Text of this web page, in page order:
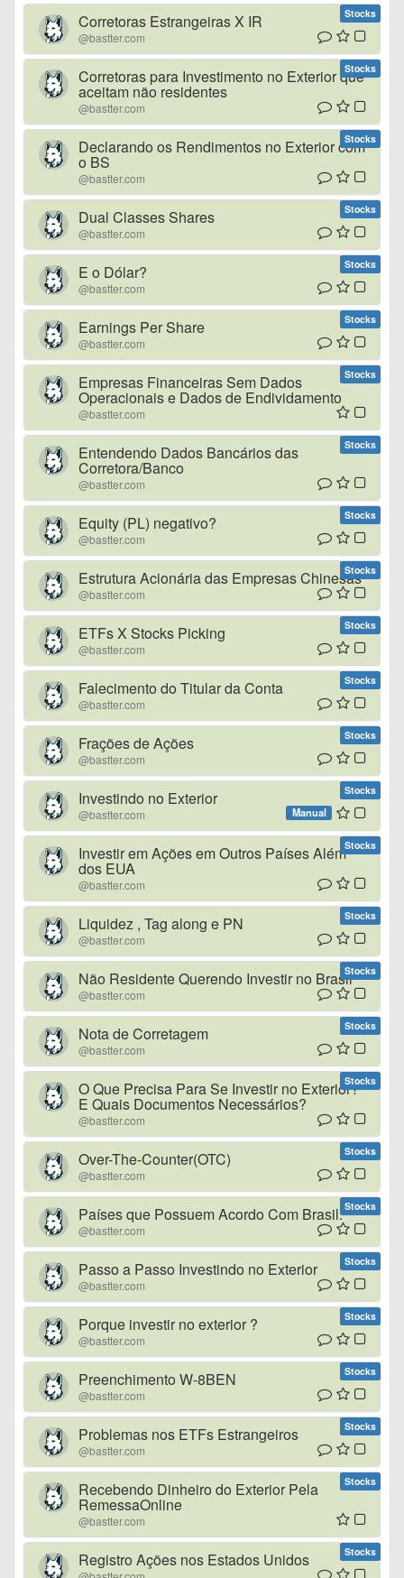
Stocks
Corretoras Estrangeiras X IR
@bastter.com
Stocks
Corretoras para Investimento no Exterior que
aceitam não residentes
@bastter.com
Stocks
Declarando os Rendimentos no Exterior com
o BS
@bastter.com
Stocks
Dual Classes Shares
@bastter.com
Stocks
E o Dólar?
@bastter.com
Stocks
Earnings Per Share
@bastter.com
Stocks
Empresas Financeiras Sem Dados
Operacionais e Dados de Endividamento
@bastter.com
Stocks
Entendendo Dados Bancários das
Corretora/Banco
@bastter.com
Stocks
Equity (PL) negativo?
@bastter.com
Stocks
Estrutura Acionária das Empresas Chinesas
@bastter.com
Stocks
ETFs X Stocks Picking
@bastter.com
Stocks
Falecimento do Titular da Conta
@bastter.com
Stocks
Frações de Ações
@bastter.com
Stocks
Investindo no Exterior
@bastter.com Manual
Stocks
Investir em Ações em Outros Países Além
dos EUA
@bastter.com
Stocks
Liquidez , Tag along e PN
@bastter.com
Stocks
Não Residente Querendo Investir no Brasil
@bastter.com
Stocks
Nota de Corretagem
@bastter.com
Stocks
O Que Precisa Para Se Investir no Exterior?
E Quais Documentos Necessários?
@bastter.com
Stocks
Over-The-Counter(OTC)
@bastter.com
Stocks
Países que Possuem Acordo Com Brasil.
@bastter.com
Stocks
Passo a Passo Investindo no Exterior
@bastter.com
Stocks
Porque investir no exterior ?
@bastter.com
Stocks
Preenchimento W-8BEN
@bastter.com
Stocks
Problemas nos ETFs Estrangeiros
@bastter.com
Stocks
Recebendo Dinheiro do Exterior Pela
RemessaOnline
@bastter.com
Stocks
Registro Ações nos Estados Unidos